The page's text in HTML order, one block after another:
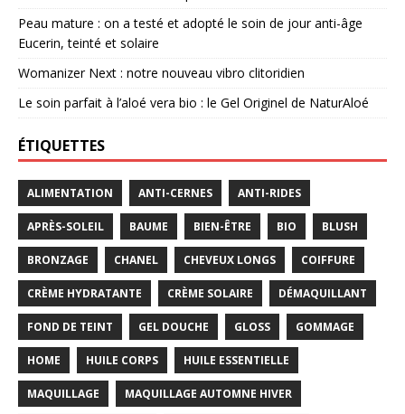
Peau mature : on a testé et adopté le soin de jour anti-âge
Eucerin, teinté et solaire
Womanizer Next : notre nouveau vibro clitoridien
Le soin parfait à l’aloé vera bio : le Gel Originel de NaturAloé
ÉTIQUETTES
ALIMENTATION ANTI-CERNES ANTI-RIDES
APRÈS-SOLEIL BAUME BIEN-ÊTRE BIO BLUSH
BRONZAGE CHANEL CHEVEUX LONGS COIFFURE
CRÈME HYDRATANTE CRÈME SOLAIRE DÉMAQUILLANT
FOND DE TEINT GEL DOUCHE GLOSS GOMMAGE
HOME HUILE CORPS HUILE ESSENTIELLE
MAQUILLAGE MAQUILLAGE AUTOMNE HIVER